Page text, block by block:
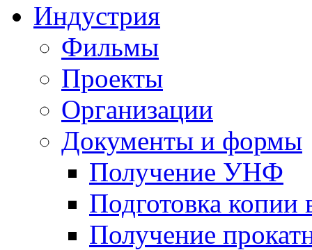
Индустрия
Фильмы
Проекты
Организации
Документы и формы
Получение УНФ
Подготовка копии
Получение